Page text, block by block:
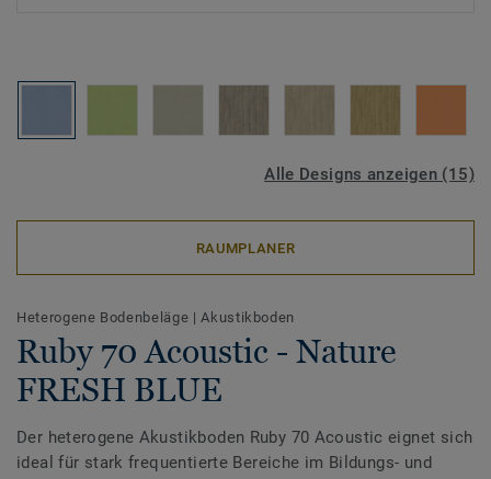
Alle Designs anzeigen (15)
RAUMPLANER
Heterogene Bodenbeläge |Akustikboden
Ruby 70 Acoustic - Nature
FRESH BLUE
Der heterogene Akustikboden Ruby 70 Acoustic eignet sich
ideal für stark frequentierte Bereiche im Bildungs- und